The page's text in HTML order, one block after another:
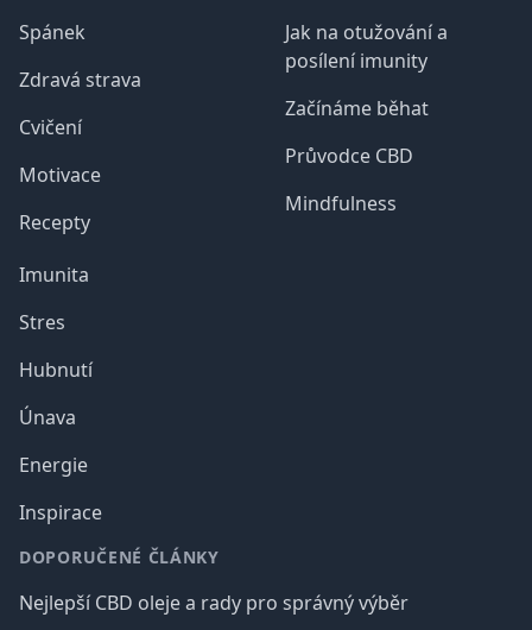
Spánek
Zdravá strava
Cvičení
Motivace
Recepty
Imunita
Stres
Hubnutí
Únava
Energie
Inspirace
Jak na otužování a
posílení imunity
Začínáme běhat
Průvodce CBD
Mindfulness
DOPORUČENÉ ČLÁNKY
Nejlepší CBD oleje a rady pro správný výběr